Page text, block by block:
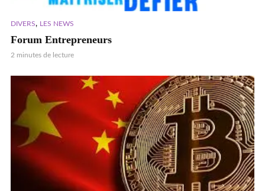
DIVERS, LES NEWS
Forum Entrepreneurs
2 minutes de lecture